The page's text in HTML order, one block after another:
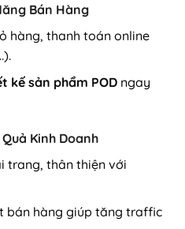
Bán Hàng
hàng, thanh toán online
kế sản phẩm PODngay
Kinh Doanh
trang, thân thiện với
bán hàng giúp tăng traffic